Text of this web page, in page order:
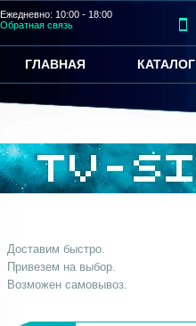
Ежедневно: 10:00 - 18:00
Обратная связь
ГЛАВНАЯ КАТАЛОГ
Доставим быстро.
Привезем на выбор.
Возможен самовывоз.